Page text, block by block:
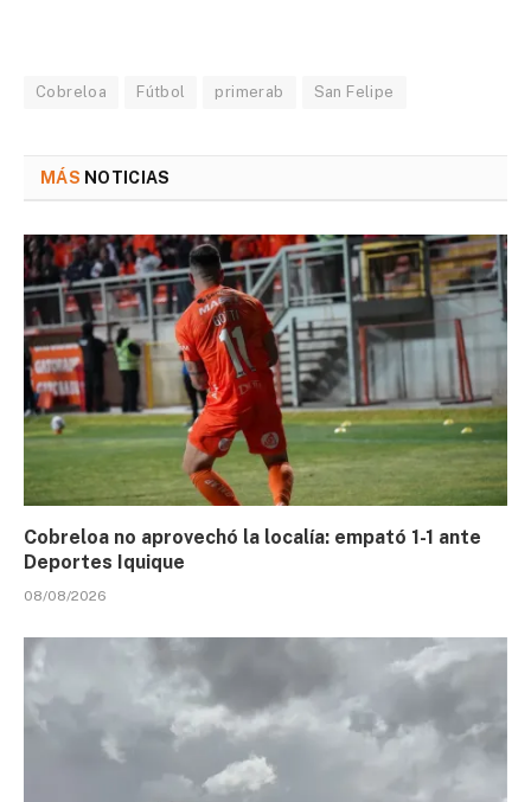
Cobreloa Fútbol primerab San Felipe
MÁS NOTICIAS
Cobreloa no aprovechó la localía: empató 1-1 ante
Deportes Iquique
08/08/2026